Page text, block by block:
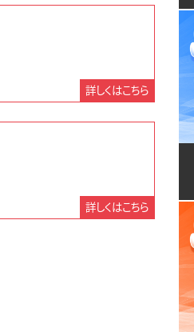
詳しくはこちら
詳しくはこちら